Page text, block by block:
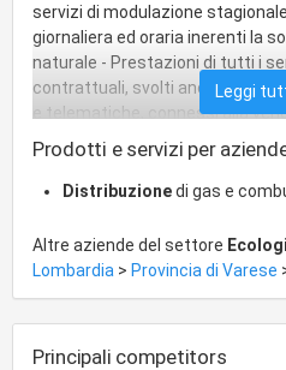
servizi di modulazione
giornaliera ed oraria inerenti la
naturale - Prestazioni di tutti i
contrattuali, svolti anche
e telematiche, connessi alla
finali - Svolgimento delle attivita'
accessorie, ausiliarie ed affini a
punti.
Leggi
Prodotti e servizi per
Distribuzionedi gas e
Altre aziende del settore
Lombardia > Provincia di Varese
Principali competitors